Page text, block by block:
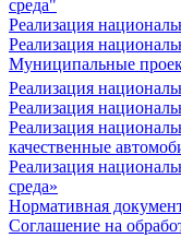
среда"
Реализация
Реализация
Муниципальные
Реализация
Реализация
Реализация
качественные
Реализация
среда»
Нормативная
Соглашение на